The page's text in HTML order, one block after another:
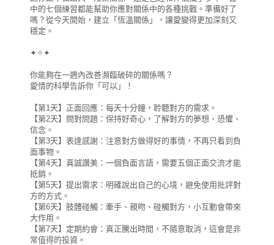
中的七個練習都能幫助你應對關係中的各種挑戰。準備好了
嗎？從今天開始，建立「恆溫關係」，讓愛變得更加深刻又
穩定。
✦✧✦
你能夠在一週內改善瀕臨破碎的關係嗎？
愛情的科學告訴你「可以」！
【第1天】正面回應：每天十分鐘，聆聽對方的需求。
【第2天】問對問題：保持好奇心，了解對方的夢想、恐懼、
信念。
【第3天】表達感謝：注意對方做得好的事情，不再只看到負
面事物。
【第4天】真誠讚美：一個負面言語，需要五個正面交流才能
抵銷。
【第5天】提出需求：明確說出自己的心境，避免使用批評對
方的方式。
【第6天】肢體碰觸：牽手、親吻、碰觸對方，小互動會帶來
大作用。
【第7天】定期約會：真正騰出時間，不隨意取消，這會是非
常值得的投資。